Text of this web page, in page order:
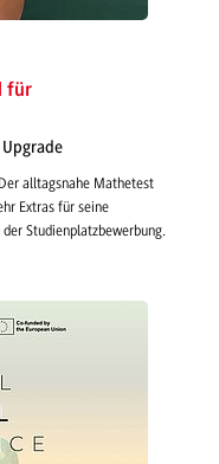
für
alltagsnahe Mathetest
Extras für seine
Studienplatzbewerbung.